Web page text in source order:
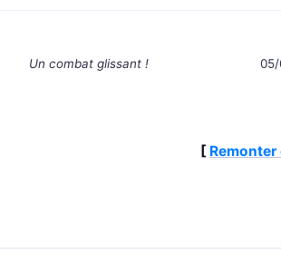
Un combat glissant ! 05/
[